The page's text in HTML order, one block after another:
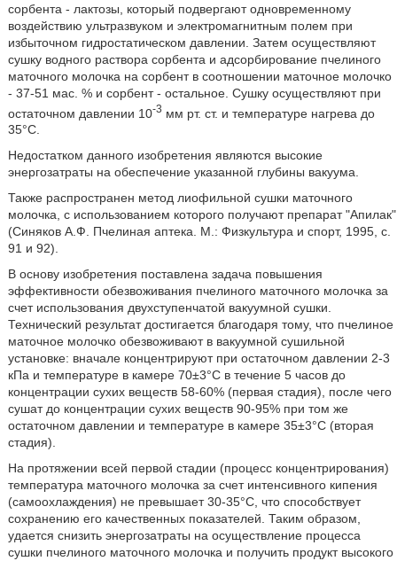
сорбента - лактозы, который подвергают одновременному
воздействию ультразвуком и электромагнитным полем при
избыточном гидростатическом давлении. Затем осуществляют
сушку водного раствора сорбента и адсорбирование пчелиного
маточного молочка на сорбент в соотношении маточное молочко
- 37-51 мас. % и сорбент - остальное. Сушку осуществляют при
остаточном давлении 10-3 мм рт. ст. и температуре нагрева до
35°С.
Недостатком данного изобретения являются высокие
энергозатраты на обеспечение указанной глубины вакуума.
Также распространен метод лиофильной сушки маточного
молочка, с использованием которого получают препарат "Апилак"
(Синяков А.Ф. Пчелиная аптека. М.: Физкультура и спорт, 1995, с.
91 и 92).
В основу изобретения поставлена задача повышения
эффективности обезвоживания пчелиного маточного молочка за
счет использования двухступенчатой вакуумной сушки.
Технический результат достигается благодаря тому, что пчелиное
маточное молочко обезвоживают в вакуумной сушильной
установке: вначале концентрируют при остаточном давлении 2-3
кПа и температуре в камере 70±3°С в течение 5 часов до
концентрации сухих веществ 58-60% (первая стадия), после чего
сушат до концентрации сухих веществ 90-95% при том же
остаточном давлении и температуре в камере 35±3°С (вторая
стадия).
На протяжении всей первой стадии (процесс концентрирования)
температура маточного молочка за счет интенсивного кипения
(самоохлаждения) не превышает 30-35°С, что способствует
сохранению его качественных показателей. Таким образом,
удается снизить энергозатраты на осуществление процесса
сушки пчелиного маточного молочка и получить продукт высокого